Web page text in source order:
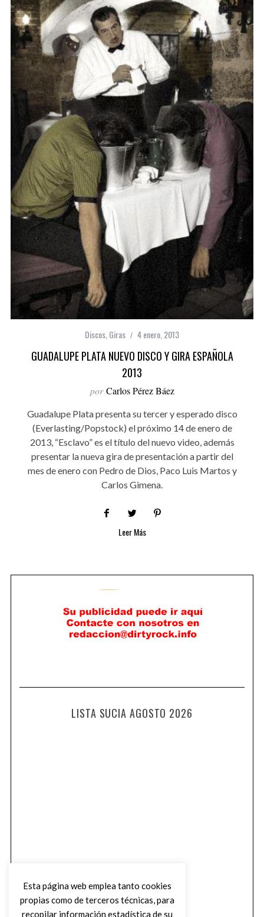
Discos,Giras 4 enero, 2013
GUADALUPE PLATA NUEVO DISCO Y GIRA ESPAÑOLA
2013
por Carlos Pérez Báez
Guadalupe Plata presenta su tercer y esperado disco
(Everlasting/Popstock) el próximo 14 de enero de
2013, “Esclavo” es el título del nuevo video, además
presentar la nueva gira de presentación a partir del
mes de enero con Pedro de Dios, Paco Luis Martos y
Carlos Gimena.
Leer Más
LISTA SUCIA AGOSTO 2026
Esta página web emplea tanto cookies
propias como de terceros técnicas, para
recopilar información estadística de su